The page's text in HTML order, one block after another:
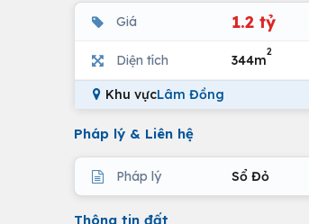
Giá 1.2 tỷ
Diện tích 344m
2
Khu vựcLâm Đồng
Pháp lý & Liên hệ
Pháp lý Sổ Đỏ
Thông tin đất